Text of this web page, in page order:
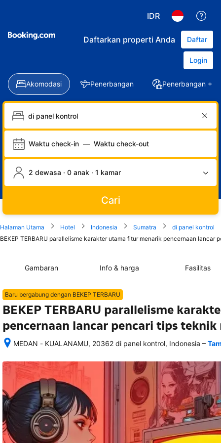
IDR
Daftarkan properti Anda Daftar
Login
Akomodasi Penerbangan Penerbangan +
Waktu check-in — Waktu check-out
2 dewasa · 0 anak · 1 kamar
Cari
Halaman Utama Hotel Indonesia Sumatra
di panel kontrol
BEKEP TERBARU parallelisme karakter utama fitur menarik pencernaan lancar
Gambaran Info & harga Fasilitas
Baru bergabung dengan BEKEP TERBARU
BEKEP TERBARU parallelisme
pencernaan lancar pencari tips teknik
MEDAN - KUALANAMU, 20362 di panel kontrol, Indonesia
memesan,
semua
rincian
akomodasi
termasuk
nomor
telepon
dan
–